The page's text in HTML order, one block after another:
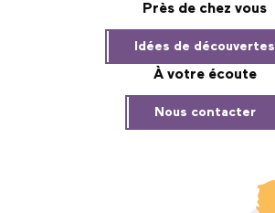
Près de chez vous
Idées de découvertes
À votre écoute
Nous contacter